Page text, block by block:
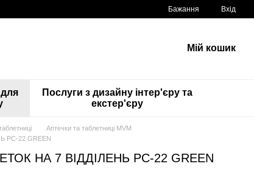
Бажання Вхід
Мій кошик
Послуги з дизайну інтер'єру та
екстер'єру
Аптечки та таблетниці MVM
PC-22 GREEN
НА 7 ВІДДІЛЕНЬ PC-22 GREEN